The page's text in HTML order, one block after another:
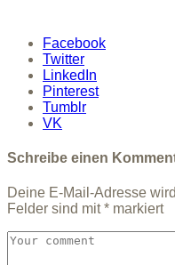
Facebook
Twitter
LinkedIn
Pinterest
Tumblr
VK
Schreibe einen
Deine E-Mail-Adresse
Felder sind mit* markiert